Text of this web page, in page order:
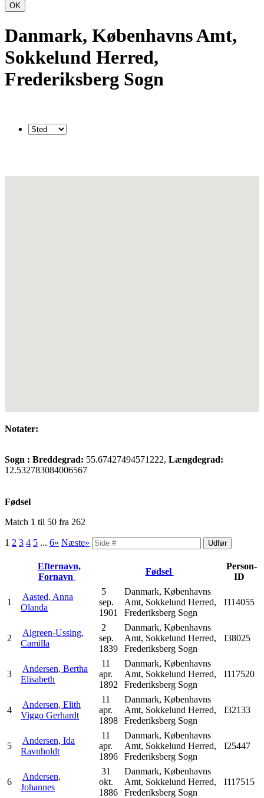
OK
Danmark, Københavns Amt,
Sokkelund Herred,
Frederiksberg Sogn
Notater:
Sogn : Breddegrad: 55.67427494571222, Længdegrad:
12.532783084006567
Fødsel
Match 1 til 50 fra 262
1 2 3 4 5 ... 6» Næste»
Efternavn,
Fornavn
Fødsel
Person-
ID
1
Aasted, Anna
Olanda
5
sep.
1901
Danmark, Københavns
Amt, Sokkelund Herred,
Frederiksberg Sogn
I114055
2
Algreen-Ussing,
Camilla
2
sep.
1839
Danmark, Københavns
Amt, Sokkelund Herred,
Frederiksberg Sogn
I38025
3
Andersen, Bertha
Elisabeth
11
apr.
1892
Danmark, Københavns
Amt, Sokkelund Herred,
Frederiksberg Sogn
I117520
4
Andersen, Elith
Viggo Gerhardt
11
apr.
1898
Danmark, Københavns
Amt, Sokkelund Herred,
Frederiksberg Sogn
I32133
5
Andersen, Ida
Ravnholdt
11
apr.
1896
Danmark, Københavns
Amt, Sokkelund Herred,
Frederiksberg Sogn
I25447
6
Andersen,
Johannes
31
okt.
1886
Danmark, Københavns
Amt, Sokkelund Herred,
Frederiksberg Sogn
I117515